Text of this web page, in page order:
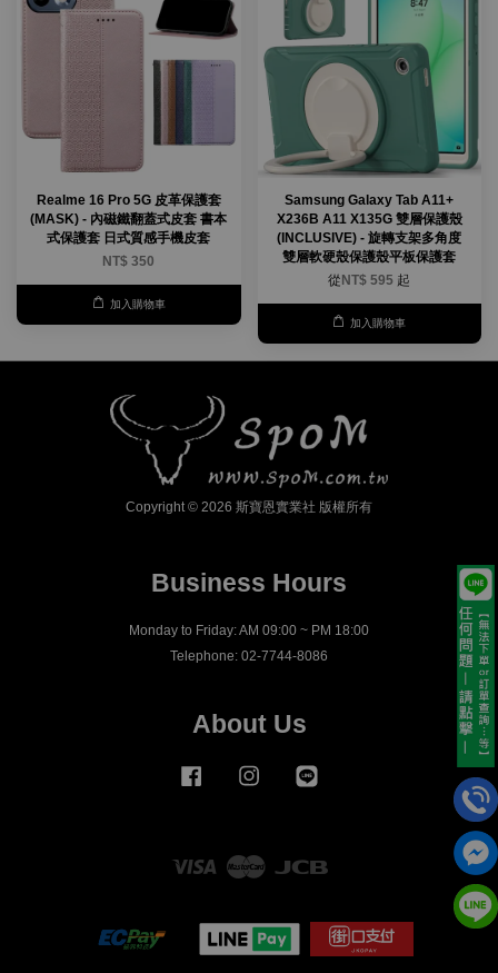
Realme 16 Pro 5G 皮革保護套
(MASK) - 內磁鐵翻蓋式皮套 書本
式保護套 日式質感手機皮套
NT$ 350
加入購物車
Samsung Galaxy Tab A11+
X236B A11 X135G 雙層保護殼
(INCLUSIVE) - 旋轉支架多角度
雙層軟硬殼保護殼平板保護套
從 NT$ 595 起
加入購物車
Copyright © 2026 斯寶恩實業社 版權所有
Business Hours
Monday to Friday: AM 09:00 ~ PM 18:00
Telephone: 02-7744-8086
About Us
Facebook Instagram
Visa Master